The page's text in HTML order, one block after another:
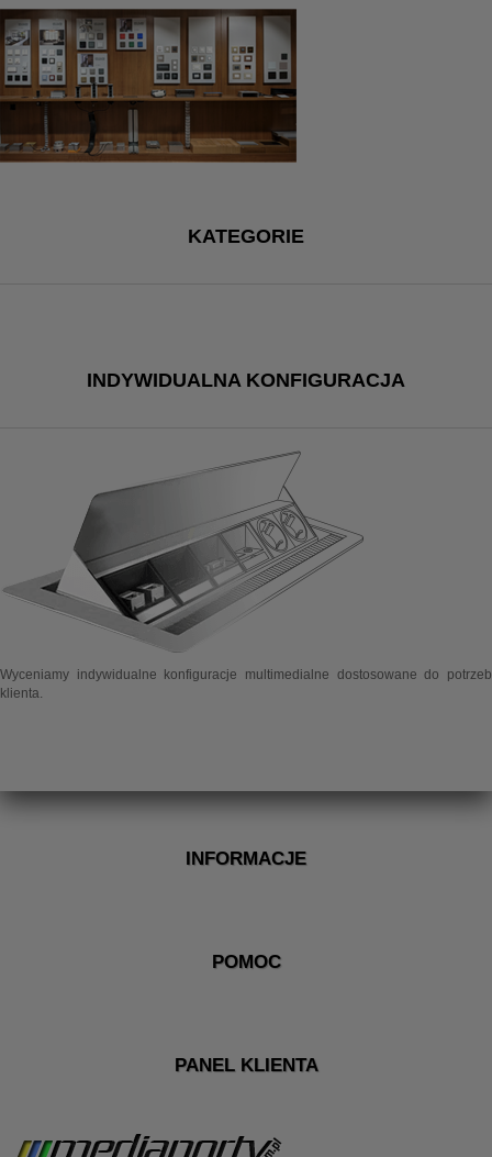
KATEGORIE
INDYWIDUALNA KONFIGURACJA
Wyceniamy indywidualne konfiguracje multimedialne dostosowane do potrzeb
klienta.
INFORMACJE
POMOC
PANEL KLIENTA